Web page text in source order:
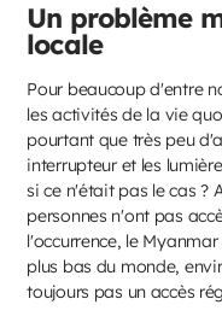
Un problème
locale
Pour beaucoup d'entre
les activités de la vie
pourtant que très peu
interrupteur et les
si ce n'était pas le cas ?
personnes n'ont pas
l'occurrence, le
plus bas du monde,
toujours pas un accès